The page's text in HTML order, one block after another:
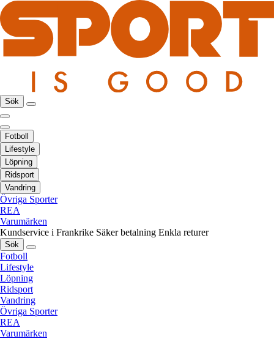
Sök
Fotboll
Lifestyle
Löpning
Ridsport
Vandring
Övriga Sporter
REA
Varumärken
Kundservice i Frankrike Säker betalning Enkla returer
Sök
Fotboll
Lifestyle
Löpning
Ridsport
Vandring
Övriga Sporter
REA
Varumärken